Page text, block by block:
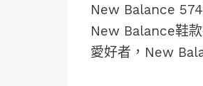
New Balance
New Balance鞋
愛好者，New